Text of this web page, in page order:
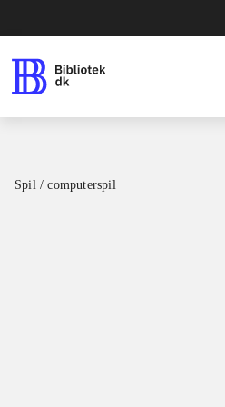
Spil / computerspil